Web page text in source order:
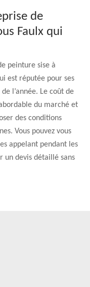
de
Faulx qui
peinture sise à
est réputée pour ses
l’année. Le coût de
du marché et
des conditions
Vous pouvez vous
appelant pendant les
un devis détaillé sans